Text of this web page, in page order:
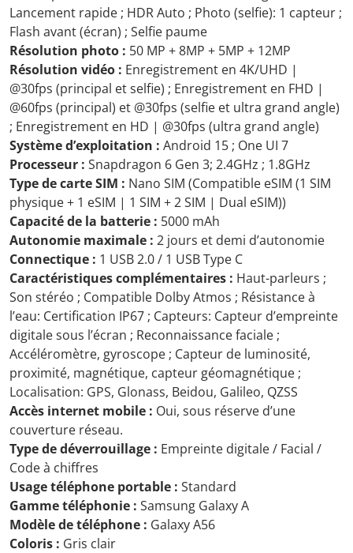
Lancement rapide ; HDR Auto ; Photo (selfie): 1 capteur ;
Flash avant (écran) ; Selfie paume
Résolution photo : 50 MP + 8MP + 5MP + 12MP
Résolution vidéo : Enregistrement en 4K/UHD |
@30fps (principal et selfie) ; Enregistrement en FHD |
@60fps (principal) et @30fps (selfie et ultra grand angle)
; Enregistrement en HD | @30fps (ultra grand angle)
Système d’exploitation : Android 15 ; One UI 7
Processeur : Snapdragon 6 Gen 3; 2.4GHz ; 1.8GHz
Type de carte SIM : Nano SIM (Compatible eSIM (1 SIM
physique + 1 eSIM | 1 SIM + 2 SIM | Dual eSIM))
Capacité de la batterie : 5000 mAh
Autonomie maximale : 2 jours et demi d’autonomie
Connectique : 1 USB 2.0 / 1 USB Type C
Caractéristiques complémentaires : Haut-parleurs ;
Son stéréo ; Compatible Dolby Atmos ; Résistance à
l’eau: Certification IP67 ; Capteurs: Capteur d’empreinte
digitale sous l’écran ; Reconnaissance faciale ;
Accéléromètre, gyroscope ; Capteur de luminosité,
proximité, magnétique, capteur géomagnétique ;
Localisation: GPS, Glonass, Beidou, Galileo, QZSS
Accès internet mobile : Oui, sous réserve d’une
couverture réseau.
Type de déverrouillage : Empreinte digitale / Facial /
Code à chiffres
Usage téléphone portable : Standard
Gamme téléphonie : Samsung Galaxy A
Modèle de téléphone : Galaxy A56
Coloris : Gris clair